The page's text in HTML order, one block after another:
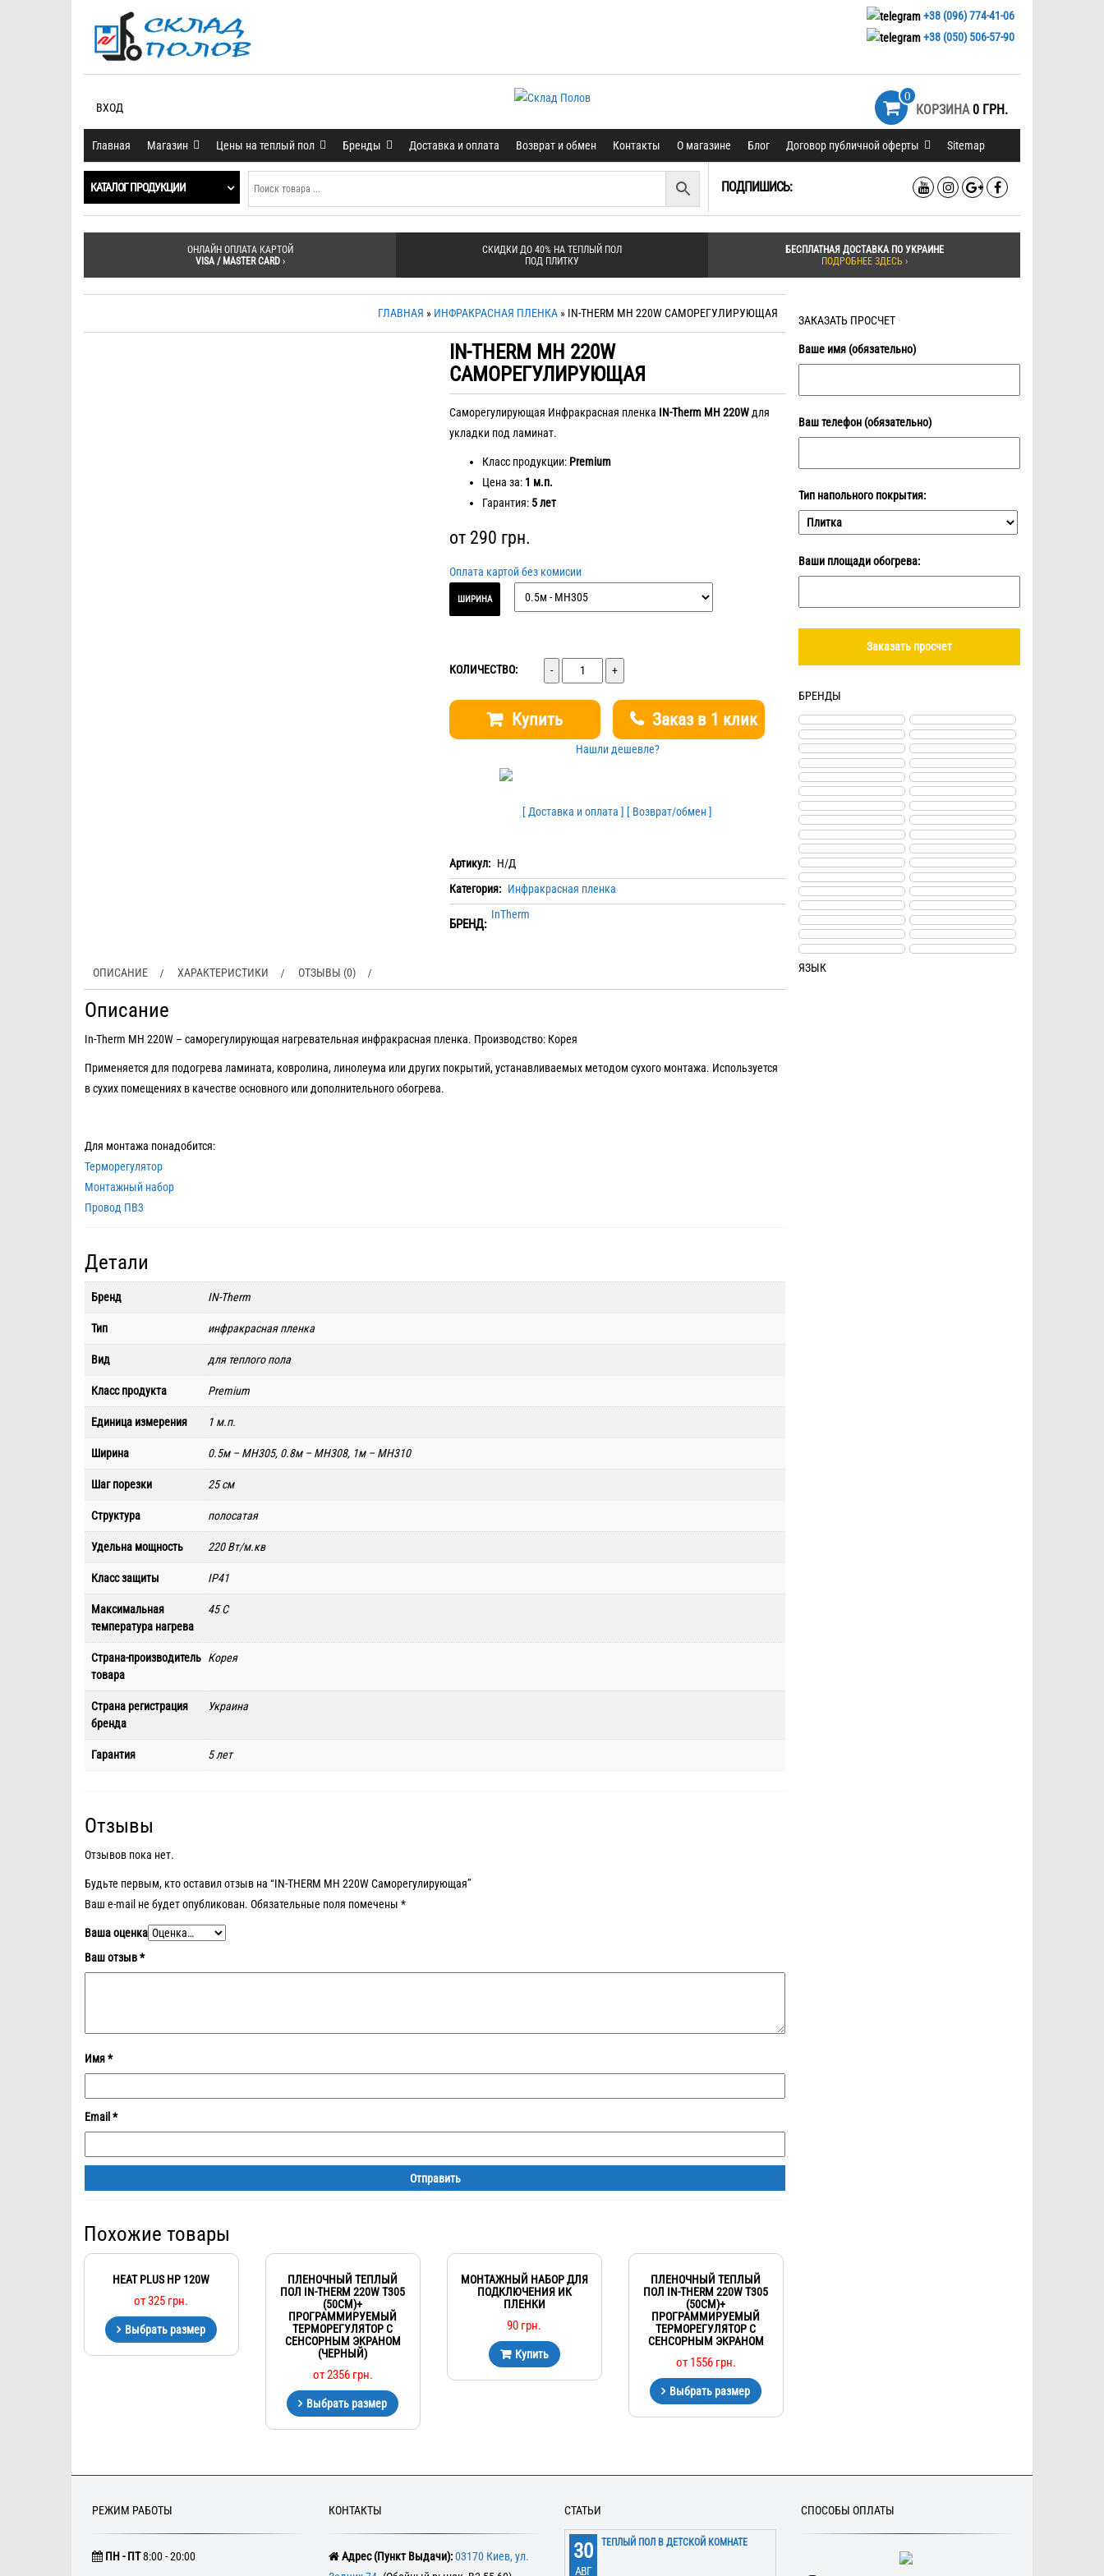
+38 (096) 774-41-06
+38 (050) 506-57-90
ВХОД
0
КОРЗИНА 0 ГРН.
Главная Магазин Цены на теплый пол Бренды Доставка и оплата Возврат и обмен Контакты О магазине Блог Договор публичной оферты Sitemap
КАТАЛОГ ПРОДУКЦИИ ПОДПИШИСЬ:
ОНЛАЙН ОПЛАТА КАРТОЙ
VISA / MASTER CARD›
СКИДКИ ДО 40% НА ТЕПЛЫЙ ПОЛ
ПОД ПЛИТКУ
БЕСПЛАТНАЯ ДОСТАВКА ПО УКРАИНЕ
ПОДРОБНЕЕ ЗДЕСЬ ›
ГЛАВНАЯ » ИНФРАКРАСНАЯ ПЛЕНКА » IN-THERM MH 220W САМОРЕГУЛИРУЮЩАЯ
IN-THERM MH 220W
САМОРЕГУЛИРУЮЩАЯ
Саморегулирующая Инфракрасная пленка IN-Therm MH 220Wдля
укладки под ламинат.
Класс продукции: Premium
Цена за: 1 м.п.
Гарантия: 5 лет
от 290 грн.
Оплата картой без комисии
ШИРИНА
КОЛИЧЕСТВО: Количество
Купить Заказ в 1 клик
Нашли дешевле?
[ Доставка и оплата ] [ Возврат/обмен ]
Артикул: Н/Д
Категория: Инфракрасная пленка
БРЕНД:
InTherm
ОПИСАНИЕ ХАРАКТЕРИСТИКИ ОТЗЫВЫ (0)
Описание
In-Therm MH 220W – саморегулирующая нагревательная инфракрасная пленка. Производство: Корея
Применяется для подогрева ламината, ковролина, линолеума или других покрытий, устанавливаемых методом сухого монтажа. Используется
в сухих помещениях в качестве основного или дополнительного обогрева.
Для монтажа понадобится:
Терморегулятор
Монтажный набор
Провод ПВ3
Детали
Бренд IN-Therm
Тип инфракрасная пленка
Вид для теплого пола
Класс продукта Premium
Единица измерения 1 м.п.
Ширина 0.5м – MH305, 0.8м – MH308, 1м – MH310
Шаг порезки 25 см
Структура полосатая
Удельна мощность 220 Вт/м.кв
Класс защиты IP41
Максимальная
температура нагрева
45 C
Страна-производитель
товара
Корея
Страна регистрация
бренда
Украина
Гарантия 5 лет
Отзывы
Отзывов пока нет.
Будьте первым, кто оставил отзыв на “IN-THERM MH 220W Саморегулирующая”
Ваш e-mail не будет опубликован. Обязательные поля помечены *
Ваша оценка
Ваш отзыв*
Имя*
Email *
Похожие товары
HEAT PLUS HP 120W
от325 грн.
Выбрать размер
ПЛЕНОЧНЫЙ ТЕПЛЫЙ
ПОЛ IN-THERM 220W T305
(50СМ)+
ПРОГРАММИРУЕМЫЙ
ТЕРМОРЕГУЛЯТОР С
СЕНСОРНЫМ ЭКРАНОМ
(ЧЕРНЫЙ)
от2356 грн.
Выбрать размер
МОНТАЖНЫЙ НАБОР ДЛЯ
ПОДКЛЮЧЕНИЯ ИК
ПЛЕНКИ
90 грн.
Купить
ПЛЕНОЧНЫЙ ТЕПЛЫЙ
ПОЛ IN-THERM 220W T305
(50СМ)+
ПРОГРАММИРУЕМЫЙ
ТЕРМОРЕГУЛЯТОР С
СЕНСОРНЫМ ЭКРАНОМ
от 1556 грн.
Выбрать размер
ЗАКАЗАТЬ ПРОСЧЕТ
Ваше имя (обязательно)
Ваш телефон (обязательно)
Тип напольного покрытия:
Ваши площади обогрева:
БРЕНДЫ
ЯЗЫК
РЕЖИМ РАБОТЫ
ПН - ПТ8:00 - 20:00
КОНТАКТЫ
Адрес (Пункт Выдачи): 03170 Киев, ул.
СТАТЬИ
30
АВГ
ТЕПЛЫЙ ПОЛ В ДЕТСКОЙ КОМНАТЕ
СПОСОБЫ ОПЛАТЫ